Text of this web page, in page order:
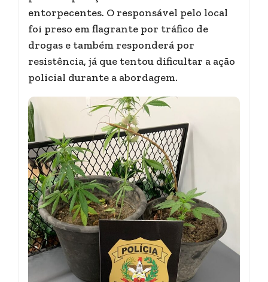
entorpecentes. O responsável pelo local
foi preso em flagrante por tráfico de
drogas e também responderá por
resistência, já que tentou dificultar a ação
policial durante a abordagem.